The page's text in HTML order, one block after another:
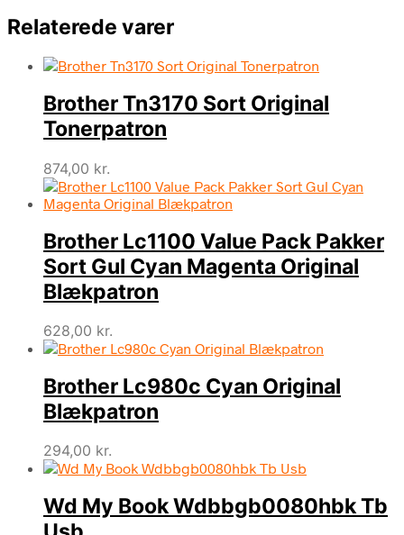
Relaterede varer
Brother Tn3170 Sort Original
Tonerpatron
874,00 kr.
Brother Lc1100 Value Pack Pakker
Sort Gul Cyan Magenta Original
Blækpatron
628,00 kr.
Brother Lc980c Cyan Original
Blækpatron
294,00 kr.
Wd My Book Wdbbgb0080hbk Tb